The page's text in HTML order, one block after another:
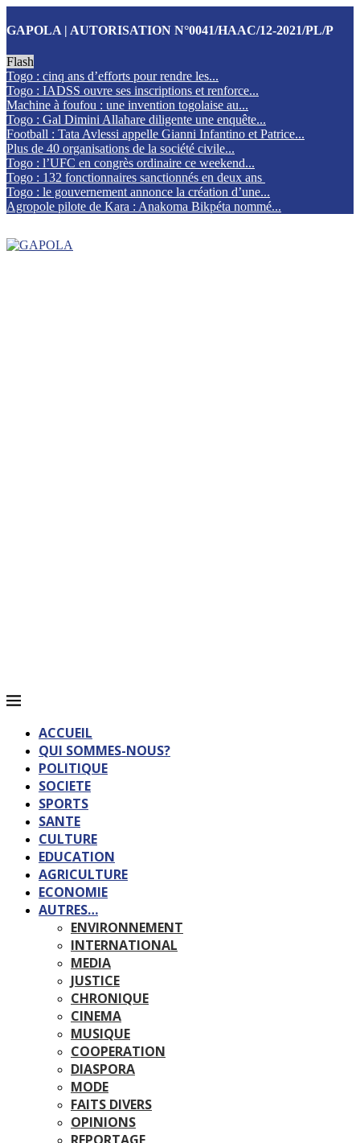
GAPOLA | AUTORISATION N°0041/HAAC/12-2021/PL/P
Flash
Togo : cinq ans d’efforts pour rendre les...
Togo : IADSS ouvre ses inscriptions et renforce...
Machine à foufou : une invention togolaise au...
Togo : Gal Dimini Allahare diligente une enquête...
Football : Tata Avlessi appelle Gianni Infantino et Patrice...
Plus de 40 organisations de la société civile...
Togo : l’UFC en congrès ordinaire ce weekend...
Togo : 132 fonctionnaires sanctionnés en deux ans
Togo : le gouvernement annonce la création d’une...
Agropole pilote de Kara : Anakoma Bikpéta nommé...
ACCUEIL
QUI SOMMES-NOUS?
POLITIQUE
SOCIETE
SPORTS
SANTE
CULTURE
EDUCATION
AGRICULTURE
ECONOMIE
AUTRES…
ENVIRONNEMENT
INTERNATIONAL
MEDIA
JUSTICE
CHRONIQUE
CINEMA
MUSIQUE
COOPERATION
DIASPORA
MODE
FAITS DIVERS
OPINIONS